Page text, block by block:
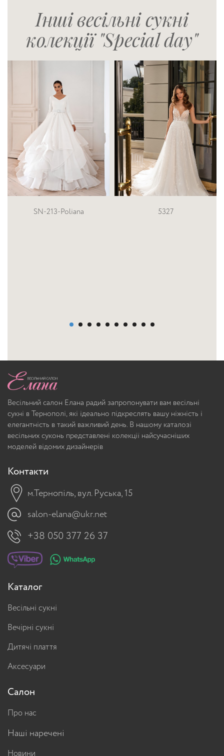
Інші весільні сукні
колекції "Special day"
5327 5115
Весільний салон Елана радий запропонувати вам весільні
сукні в Тернополі, які ідеально підкреслять вашу ніжність і
елегантність в такий важливий день. В нашому каталозі
весільних суконь представлені колекції найсучасніших
моделей відомих дизайнерів
Контакти
м.Тернопіль, вул. Руська, 15
salon-elana@ukr.net
+38 050 377 26 37
Каталог
Весільні сукні
Вечірні сукні
Дитячі плаття
Аксесуари
Салон
Про нас
Наші наречені
Новини